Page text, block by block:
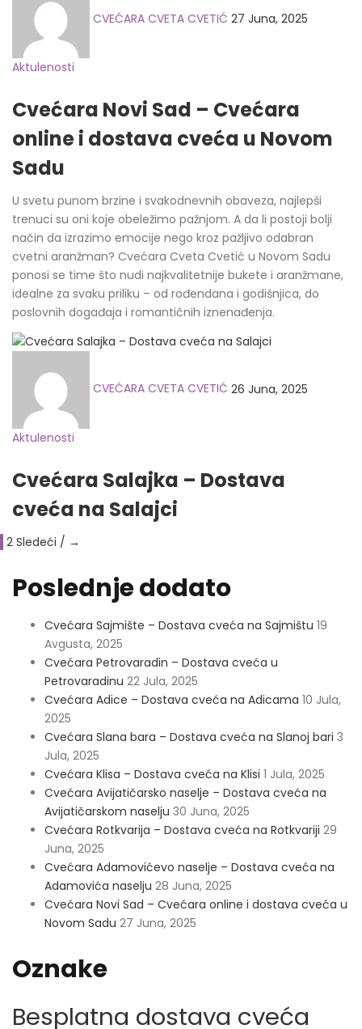
CVEĆARA CVETA CVETIĆ 27 Juna, 2025
Aktulenosti
Cvećara Novi Sad – Cvećara
online i dostava cveća u Novom
Sadu
U svetu punom brzine i svakodnevnih obaveza, najlepši
trenuci su oni koje obeležimo pažnjom. A da li postoji bolji
način da izrazimo emocije nego kroz pažljivo odabran
cvetni aranžman? Cvećara Cveta Cvetić u Novom Sadu
ponosi se time što nudi najkvalitetnije bukete i aranžmane,
idealne za svaku priliku – od rođendana i godišnjica, do
poslovnih događaja i romantičnih iznenađenja.
CVEĆARA CVETA CVETIĆ 26 Juna, 2025
Aktulenosti
Cvećara Salajka – Dostava
cveća na Salajci
1 2 Sledeći / →
Poslednje dodato
Cvećara Sajmište – Dostava cveća na Sajmištu 19
Avgusta, 2025
Cvećara Petrovaradin – Dostava cveća u
Petrovaradinu 22 Jula, 2025
Cvećara Adice – Dostava cveća na Adicama 10 Jula,
2025
Cvećara Slana bara – Dostava cveća na Slanoj bari 3
Jula, 2025
Cvećara Klisa – Dostava cveća na Klisi 1 Jula, 2025
Cvećara Avijatičarsko naselje – Dostava cveća na
Avijatičarskom naselju 30 Juna, 2025
Cvećara Rotkvarija – Dostava cveća na Rotkvariji 29
Juna, 2025
Cvećara Adamovićevo naselje – Dostava cveća na
Adamovića naselju 28 Juna, 2025
Cvećara Novi Sad – Cvećara online i dostava cveća u
Novom Sadu 27 Juna, 2025
Oznake
Besplatna dostava cveća